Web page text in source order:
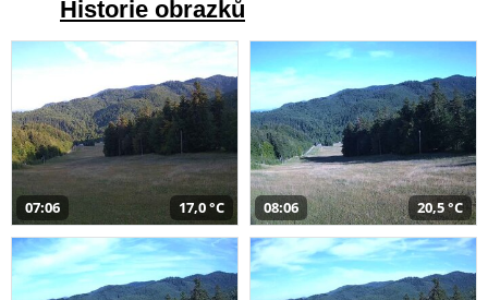
Historie obrazků
07:06 17,0 °C 08:06 20,5 °C